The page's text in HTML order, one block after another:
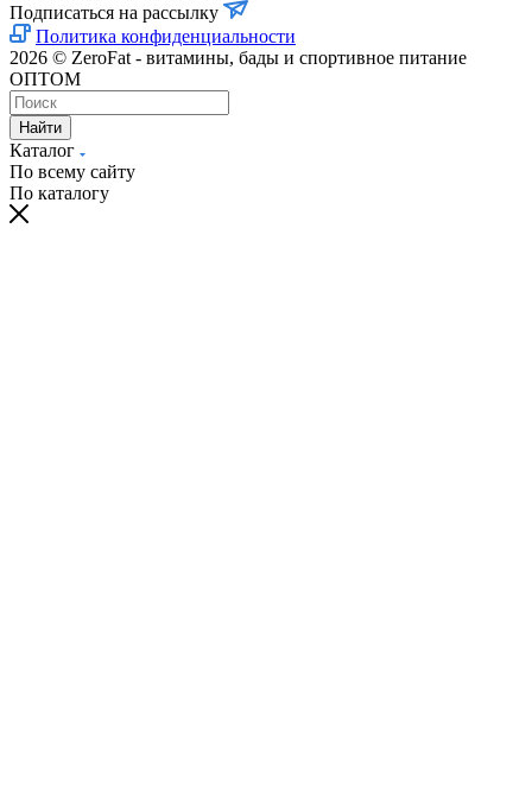
Подписаться на рассылку
Политика конфиденциальности
2026 © ZeroFat - витамины, бады и спортивное питание
ОПТОМ
Найти
Каталог
По всему сайту
По каталогу